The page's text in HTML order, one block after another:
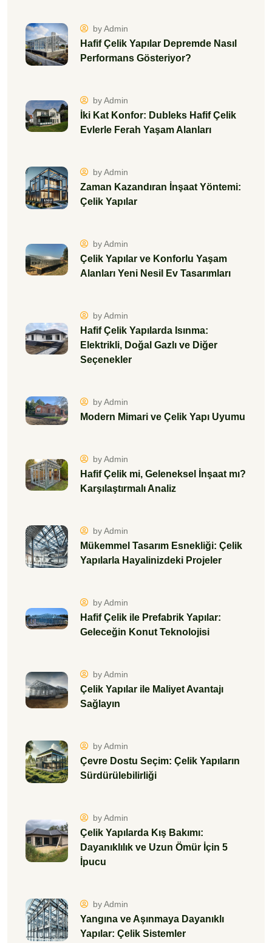
by Admin
Hafif Çelik Yapılar Depremde Nasıl
Performans Gösteriyor?
by Admin
İki Kat Konfor: Dubleks Hafif Çelik
Evlerle Ferah Yaşam Alanları
by Admin
Zaman Kazandıran İnşaat Yöntemi:
Çelik Yapılar
by Admin
Çelik Yapılar ve Konforlu Yaşam
Alanları Yeni Nesil Ev Tasarımları
by Admin
Hafif Çelik Yapılarda Isınma:
Elektrikli, Doğal Gazlı ve Diğer
Seçenekler
by Admin
Modern Mimari ve Çelik Yapı Uyumu
by Admin
Hafif Çelik mi, Geleneksel İnşaat mı?
Karşılaştırmalı Analiz
by Admin
Mükemmel Tasarım Esnekliği: Çelik
Yapılarla Hayalinizdeki Projeler
by Admin
Hafif Çelik ile Prefabrik Yapılar:
Geleceğin Konut Teknolojisi
by Admin
Çelik Yapılar ile Maliyet Avantajı
Sağlayın
by Admin
Çevre Dostu Seçim: Çelik Yapıların
Sürdürülebilirliği
by Admin
Çelik Yapılarda Kış Bakımı:
Dayanıklılık ve Uzun Ömür İçin 5
İpucu
by Admin
Yangına ve Aşınmaya Dayanıklı
Yapılar: Çelik Sistemler